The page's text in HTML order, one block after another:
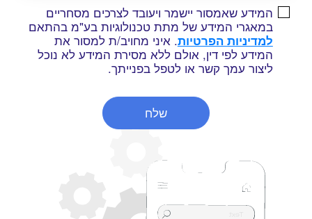
המידע שאמסור יישמר ויעובד לצרכים מסחריים
במאגרי המידע של מתת טכנולוגיות בע"מ בהתאם
למדיניות הפרטיות. איני מחויב/ת למסור את
המידע לפי דין, אולם ללא מסירת המידע לא נוכל
ליצור עמך קשר או לטפל בפנייתך.